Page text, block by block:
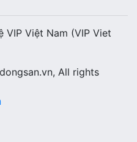
VIP Việt Nam (VIP Viet
All rights